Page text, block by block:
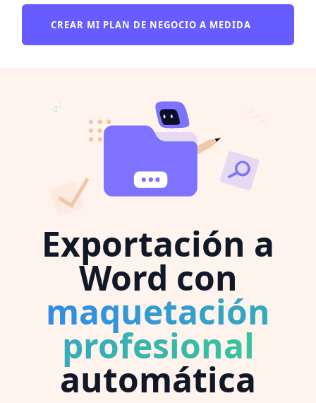
CREAR MI PLAN DE NEGOCIO A MEDIDA
Exportación a
Word con
maquetación
profesional
automática